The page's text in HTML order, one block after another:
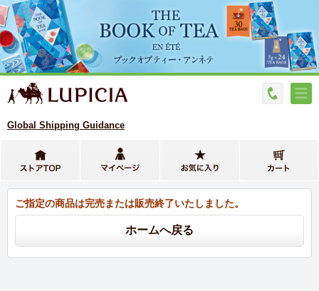
Global Shipping Guidance
ご指定の商品は完売または販売終了いたしました。